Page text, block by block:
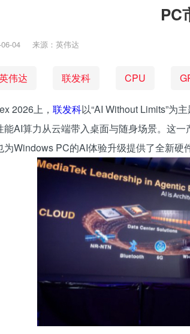
PC
04 来源：英伟达
伟达 联发科 CPU
2026上， 联发科以“AI Without Limits”为
能AI算力从云端带入桌面与随身场景。这
Windows PC的AI体验升级提供了全新硬